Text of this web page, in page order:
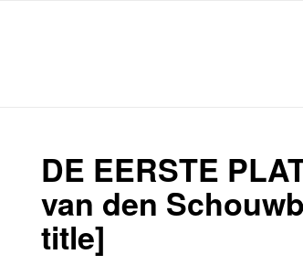
DE EERSTE
van den
title]